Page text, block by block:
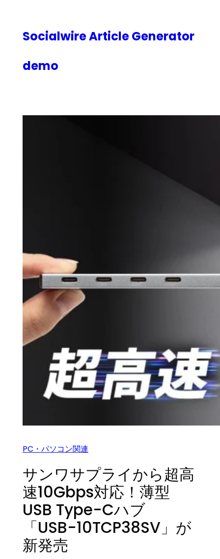
Socialwire Article Generator
demo
PC・パソコン関連
サンワサプライから超高
速10Gbps対応！薄型
USB Type-Cハブ
「USB-10TCP38SV」が
新発売